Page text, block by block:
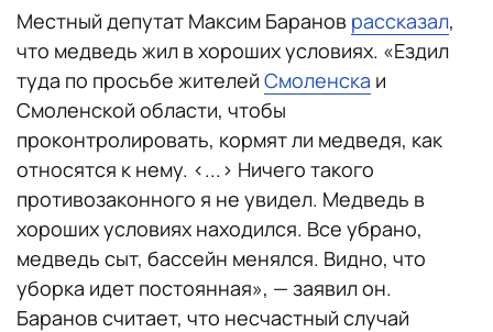
Местный депутат Максим Баранов рассказал,
что медведь жил в хороших условиях. «Ездил
туда по просьбе жителей Смоленска и
Смоленской области, чтобы
проконтролировать, кормят ли медведя, как
относятся к нему. <...> Ничего такого
противозаконного я не увидел. Медведь в
хороших условиях находился. Все убрано,
медведь сыт, бассейн менялся. Видно, что
уборка идет постоянная», — заявил он.
Баранов считает, что несчастный случай